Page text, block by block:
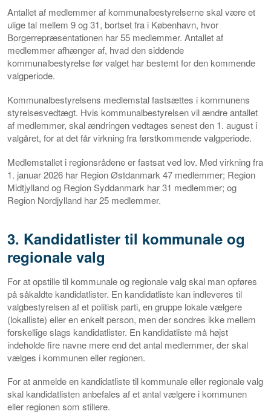
Antallet af medlemmer af kommunalbestyrelserne skal være et
ulige tal mellem 9 og 31, bortset fra i København, hvor
Borgerrepræsentationen har 55 medlemmer. Antallet af
medlemmer afhænger af, hvad den siddende
kommunalbestyrelse før valget har bestemt for den kommende
valgperiode.
Kommunalbestyrelsens medlemstal fastsættes i kommunens
styrelsesvedtægt. Hvis kommunalbestyrelsen vil ændre antallet
af medlemmer, skal ændringen vedtages senest den 1. august i
valgåret, for at det får virkning fra førstkommende valgperiode.
Medlemstallet i regionsrådene er fastsat ved lov. Med virkning fra
1. januar 2026 har Region Østdanmark 47 medlemmer; Region
Midtjylland og Region Syddanmark har 31 medlemmer; og
Region Nordjylland har 25 medlemmer.
3. Kandidatlister til kommunale og
regionale valg
For at opstille til kommunale og regionale valg skal man opføres
på såkaldte kandidatlister. En kandidatliste kan indleveres til
valgbestyrelsen af et politisk parti, en gruppe lokale vælgere
(lokalliste) eller en enkelt person, men der sondres ikke mellem
forskellige slags kandidatlister. En kandidatliste må højst
indeholde fire navne mere end det antal medlemmer, der skal
vælges i kommunen eller regionen.
For at anmelde en kandidatliste til kommunale eller regionale valg
skal kandidatlisten anbefales af et antal vælgere i kommunen
eller regionen som stillere.